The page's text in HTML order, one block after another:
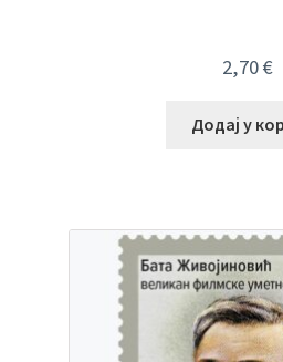
2,70€
Додај у